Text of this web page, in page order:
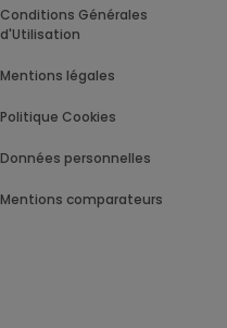
Conditions Générales
d'Utilisation
Mentions légales
Politique Cookies
Données personnelles
Mentions comparateurs